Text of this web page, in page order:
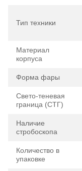
Тип техники
Материал
корпуса
Форма фары
Свето-теневая
граница (СТГ)
Наличие
стробоскопа
Количество в
упаковке